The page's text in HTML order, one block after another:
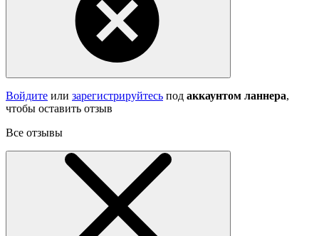
Войдите или зарегистрируйтесь под аккаунтом ланнера,
чтобы оставить отзыв
Все отзывы